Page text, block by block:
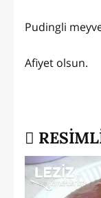
Pudingli
Afiyet olsun.